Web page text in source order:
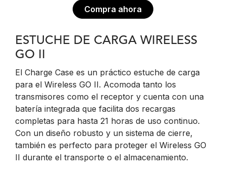
Compra ahora
ESTUCHE DE CARGA WIRELESS
GO II
El Charge Case es un práctico estuche de carga
para el Wireless GO II. Acomoda tanto los
transmisores como el receptor y cuenta con una
batería integrada que facilita dos recargas
completas para hasta 21 horas de uso continuo.
Con un diseño robusto y un sistema de cierre,
también es perfecto para proteger el Wireless GO
II durante el transporte o el almacenamiento.